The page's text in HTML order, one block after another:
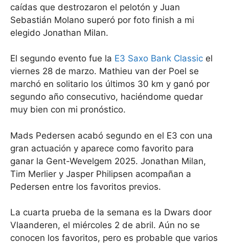
caídas que destrozaron el pelotón y Juan
Sebastián Molano superó por foto finish a mi
elegido Jonathan Milan.
El segundo evento fue la E3 Saxo Bank Classic el
viernes 28 de marzo. Mathieu van der Poel se
marchó en solitario los últimos 30 km y ganó por
segundo año consecutivo, haciéndome quedar
muy bien con mi pronóstico.
Mads Pedersen acabó segundo en el E3 con una
gran actuación y aparece como favorito para
ganar la Gent-Wevelgem 2025. Jonathan Milan,
Tim Merlier y Jasper Philipsen acompañan a
Pedersen entre los favoritos previos.
La cuarta prueba de la semana es la Dwars door
Vlaanderen, el miércoles 2 de abril. Aún no se
conocen los favoritos, pero es probable que varios